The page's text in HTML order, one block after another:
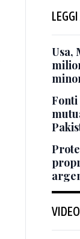
Usa,
VIDEO